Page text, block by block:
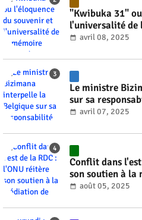
"Kwibuka 31"
l'universalité
#RwOT
avril 08, 2025
Le ministre
sur sa
génocide
avril 07, 2025
Conflit dans
son soutien à la
Gnassingbé
août 05, 2025